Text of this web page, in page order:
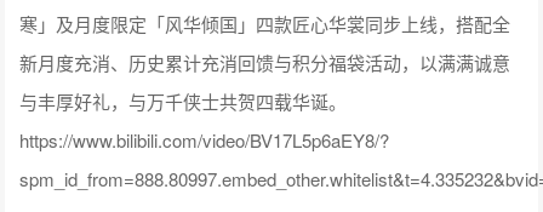
寒」及月度限定「风华倾国」四款匠心华裳同步上线，搭配全
新月度充消、历史累计充消回馈与积分福袋活动，以满满诚意
与丰厚好礼，与万千侠士共贺四载华诞。
https://www.bilibili.com/video/BV17L5p6aEY8/?